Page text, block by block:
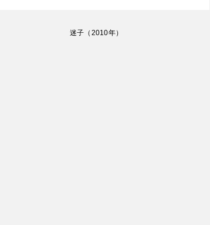
迷子 （ 2010年）